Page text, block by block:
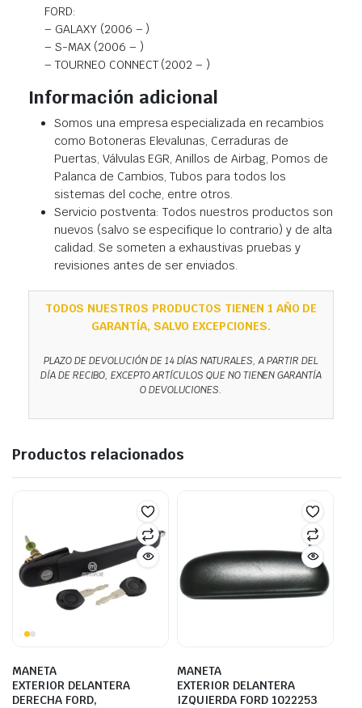
FORD:
– GALAXY (2006 – )
– S-MAX (2006 – )
– TOURNEO CONNECT (2002 – )
Información adicional
Somos una empresa especializada en recambios
como Botoneras Elevalunas, Cerraduras de
Puertas, Válvulas EGR, Anillos de Airbag, Pomos de
Palanca de Cambios, Tubos para todos los
sistemas del coche, entre otros.
Servicio postventa: Todos nuestros productos son
nuevos (salvo se especifique lo contrario) y de alta
calidad. Se someten a exhaustivas pruebas y
revisiones antes de ser enviados.
TODOS NUESTROS PRODUCTOS TIENEN 1 AÑO DE
GARANTÍA, SALVO EXCEPCIONES.
PLAZO DE DEVOLUCIÓN DE 14 DÍAS NATURALES, A PARTIR DEL
DÍA DE RECIBO, EXCEPTO ARTÍCULOS QUE NO TIENEN GARANTÍA
O DEVOLUCIONES.
Productos relacionados
MANETA
EXTERIOR DELANTERA
DERECHA FORD,
MANETA
EXTERIOR DELANTERA
IZQUIERDA FORD 1022253